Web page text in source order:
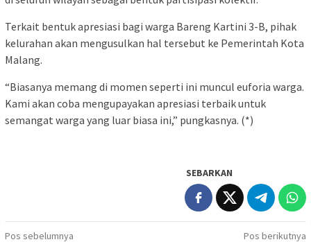
Terkait bentuk apresiasi bagi warga Bareng Kartini 3-B, pihak
kelurahan akan mengusulkan hal tersebut ke Pemerintah Kota
Malang.
“Biasanya memang di momen seperti ini muncul euforia warga.
Kami akan coba mengupayakan apresiasi terbaik untuk
semangat warga yang luar biasa ini,” pungkasnya. (*)
SEBARKAN
Pos sebelumnya Pos berikutnya